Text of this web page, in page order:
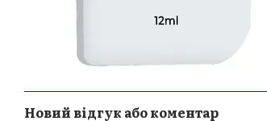
Новий відгук або коментар